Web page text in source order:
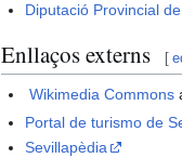
Diputació Provincial
Enllaços externs [
Wikimedia Commons
Portal de turismo de
Sevillapèdia